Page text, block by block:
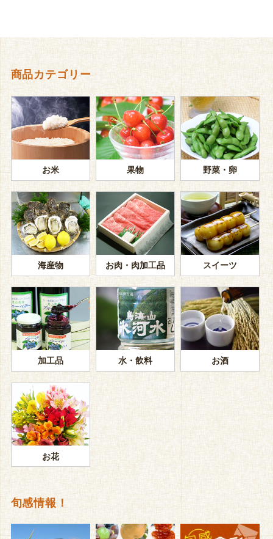
商品カテゴリー
お米 果物 野菜・卵
海産物 お肉・肉加工品 スイーツ
加工品 水・飲料 お酒
お花
旬感情報！